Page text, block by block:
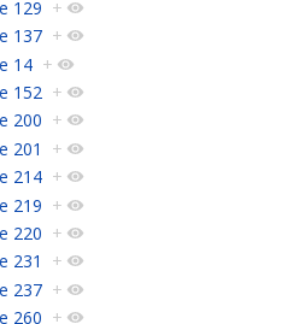
129 +
137 +
14 +
152 +
200 +
201
+
214 +
219 +
220 +
231
+
237 +
260 +